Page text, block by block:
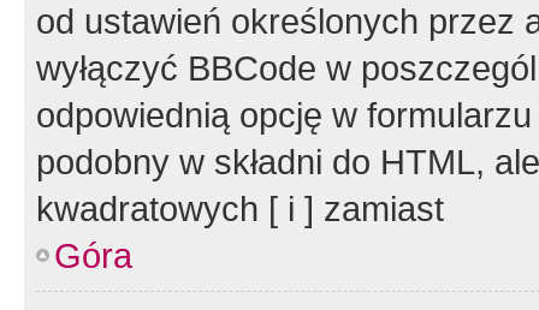
od ustawień określonych przez
wyłączyć BBCode w
odpowiednią opcję w
podobny w składni do HTML,
kwadratowych [ i ] zamiast
Góra